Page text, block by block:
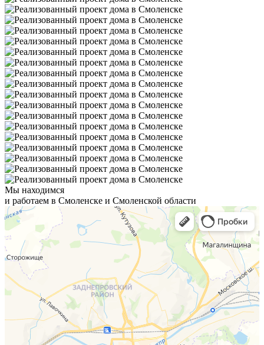
Мы находимся
и работаем в Смоленске и Смоленской области